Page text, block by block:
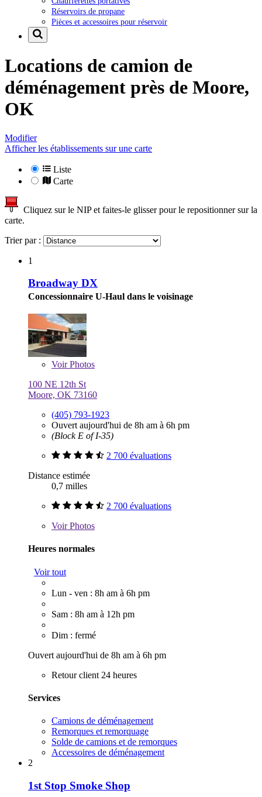
Réservoirs de propane
Pièces et accessoires pour réservoir
Locations de camion de
déménagement près de Moore,
OK
Modifier
Afficher les établissements sur une carte
Liste
Carte
Cliquez sur le NIP et faites-le glisser pour le repositionner sur la
carte.
Trier par :
1
Broadway DX
Concessionnaire U-Haul dans le voisinage
VoirPhotos
100 NE 12th St
Moore, OK 73160
(405) 793-1923
Ouvert aujourd'hui de 8h am à 6h pm
(Block E of I-35)
2 700 évaluations
Distance estimée
0,7 milles
2 700 évaluations
VoirPhotos
Heures normales
Voir tout
Lun - ven : 8h am à 6h pm
Sam : 8h am à 12h pm
Dim : fermé
Ouvert aujourd'hui de 8h am à 6h pm
Retour client 24 heures
Services
Camions de déménagement
Remorques et remorquage
Solde de camions et de remorques
Accessoires de déménagement
2
1st Stop Smoke Shop